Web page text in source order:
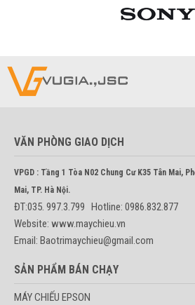
VĂN PHÒNG GIAO DỊCH
VPGD : Tầng 1 Tòa N02 Chung Cư K35 Tân Mai,
Mai, TP. Hà Nội.
ĐT:035. 997.3.799 Hotline: 0986.832.877
Website: www.maychieu.vn
Email: Baotrimaychieu@gmail.com
SẢN PHẨM BÁN CHẠY
MÁY CHIẾU EPSON